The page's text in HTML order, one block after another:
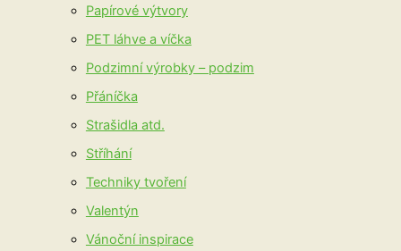
Papírové výtvory
PET láhve a víčka
Podzimní výrobky – podzim
Přáníčka
Strašidla atd.
Stříhání
Techniky tvoření
Valentýn
Vánoční inspirace